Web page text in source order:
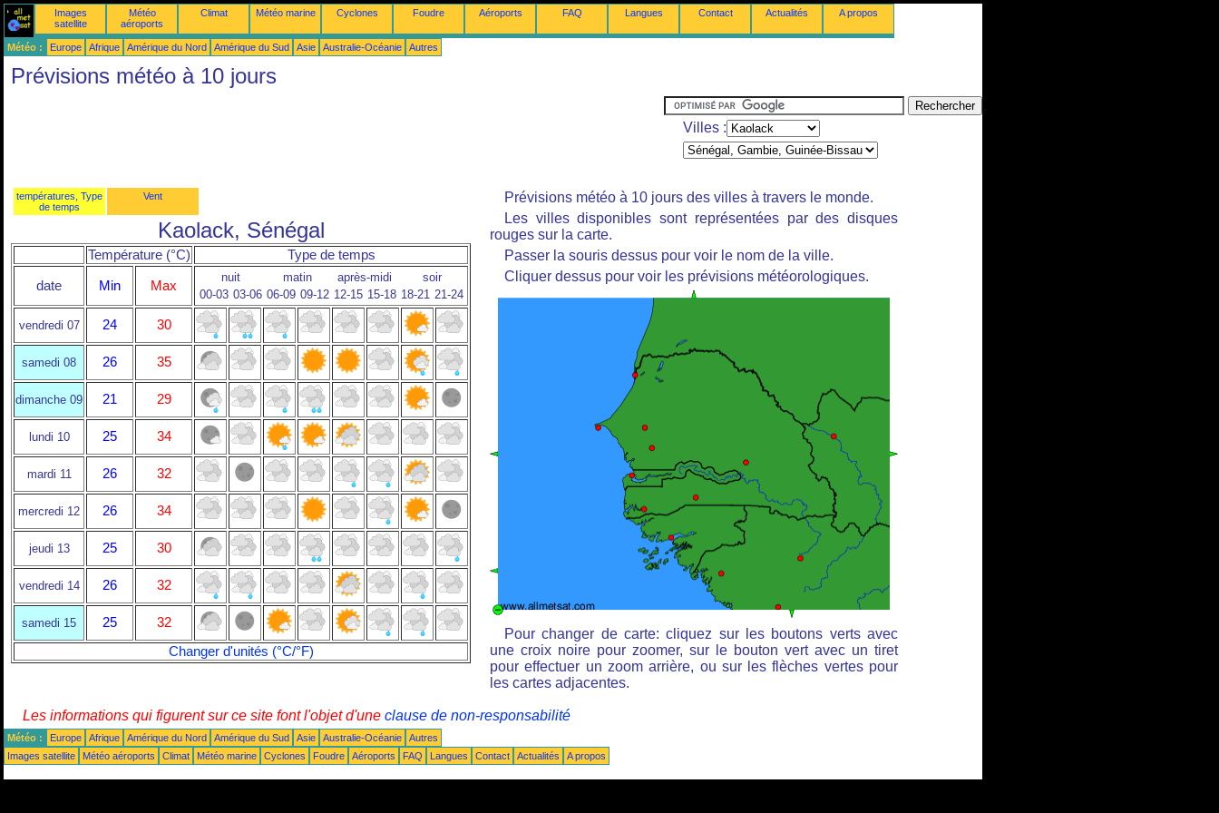
Images
satellite
Météo
aéroports
Climat Météo marine Cyclones Foudre Aéroports FAQ Langues Contact Actualités A propos
Météo : Europe Afrique Amérique du Nord Amérique du Sud Asie Australie-Océanie Autres
Prévisions météo à 10 jours
Villes :
températures, Type
de temps
Vent
Kaolack, Sénégal
Température (°C) Type de temps
date Min Max
nuit matin après-midi
soir
00-03 03-06 06-09 09-12 12-15 15-18 18-21 21-24
vendredi 07 24 30
samedi 08 26 35
dimanche 09 21 29
lundi 10 25 34
mardi 11 26 32
mercredi 12 26 34
jeudi 13 25 30
vendredi 14 26 32
samedi 15 25
32
Changer d'unités (°C/°F)
Prévisions météo à 10 jours des villes à travers le monde.
Les villes disponibles sont représentées par des disques
rouges sur la carte.
Passer la souris dessus pour voir le nom de la ville.
Cliquer dessus pour voir les prévisions météorologiques.
Pour changer de carte: cliquez sur les boutons verts avec
une croix noire pour zoomer, sur le bouton vert avec un tiret
pour effectuer un zoom arrière, ou sur les flèches vertes pour
les cartes adjacentes.
Les informations qui figurent sur ce site font l'objet d'une clause de non-responsabilité
Météo : Europe Afrique Amérique du Nord Amérique du Sud Asie Australie-Océanie
Autres
Images satellite
Météo aéroports Climat Météo marine Cyclones Foudre Aéroports FAQ Langues Contact Actualités A propos